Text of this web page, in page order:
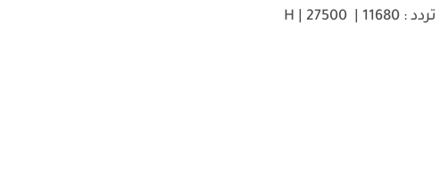
تردد : 11680 | H | 27500